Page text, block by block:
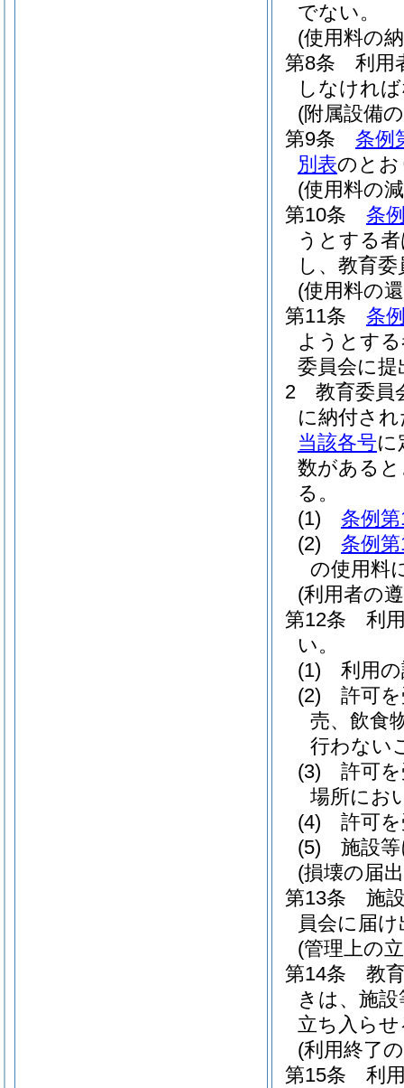
でない。
(使用料の
第8条
利用
しなけれ
(附属設備
第9条
条例
別表のと
(使用料の
第10条
条
うとする
し、教育
(使用料の
第11条
条
ようとす
委員会に
2
教育委員
に納付さ
当該各号に
数がある
る。
(1)
条例
(2)
条例
の使用料
(利用者の
第12条
利
い。
(1)
利用
(2)
許可
売、飲食
行わない
(3)
許可
場所にお
(4)
許可
(5)
施設
(損壊の届
第13条
施
員会に届
(管理上の
第14条
教
きは、施
立ち入ら
(利用終了
第15条
利